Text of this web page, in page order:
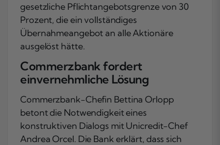
gesetzliche Pflichtangebotsgrenze von 30
Prozent, die ein vollständiges
Übernahmeangebot an alle Aktionäre
ausgelöst hätte.
Commerzbank fordert
einvernehmliche Lösung
Commerzbank-Chefin Bettina Orlopp
betont die Notwendigkeit eines
konstruktiven Dialogs mit Unicredit-Chef
Andrea Orcel. Die Bank erklärt, dass sich